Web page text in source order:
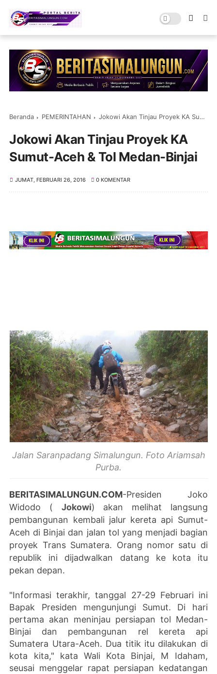
Beranda PEMERINTAHAN Jokowi Akan Tinjau Proyek KA Sumut-Aceh & Tol Medan-Binjai
Jokowi Akan Tinjau Proyek KA
Sumut-Aceh & Tol Medan-Binjai
JUMAT, FEBRUARI 26, 2016 0 KOMENTAR
Jalan Saranpadang Simalungun. Foto Ariamsah
Purba.
BERITASIMALUNGUN.COM-Presiden Joko
Widodo ( Jokowi) akan melihat langsung
pembangunan kembali jalur kereta api Sumut-
Aceh di Binjai dan jalan tol yang menjadi bagian
proyek Trans Sumatera. Orang nomor satu di
republik ini dijadwalkan datang ke kota itu
pekan depan.
"Informasi terakhir, tanggal 27-29 Februari ini
Bapak Presiden mengunjungi Sumut. Di hari
pertama akan meninjau persiapan tol Medan-
Binjai dan pembangunan rel kereta api
Sumatera Utara-Aceh. Dua titik itu dilakukan di
kota kita," kata Wali Kota Binjai, M Idaham,
seusai menggelar rapat persiapan kedatangan